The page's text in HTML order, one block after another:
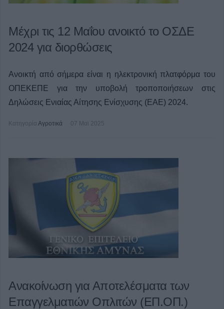
Μέχρι τις 12 Μαΐου ανοικτό το ΟΣΔΕ
2024 για διορθώσεις
Ανοικτή από σήμερα είναι η ηλεκτρονική πλατφόρμα του
ΟΠΕΚΕΠΕ για την υποβολή τροποποιήσεων στις
Δηλώσεις Ενιαίας Αίτησης Ενίσχυσης (ΕΑΕ) 2024.
Κατηγορία Αγροτικά 07 Μαϊ 2025
Ανακοίνωση για Αποτελέσματα των
Επαγγελματιών Οπλιτών (ΕΠ.ΟΠ.)